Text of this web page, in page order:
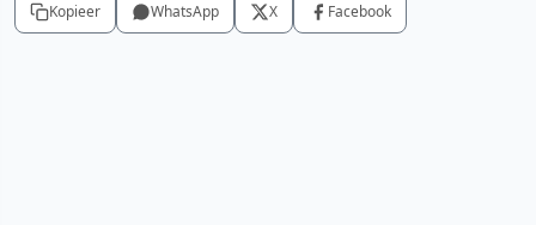
Kopieer WhatsApp X Facebook